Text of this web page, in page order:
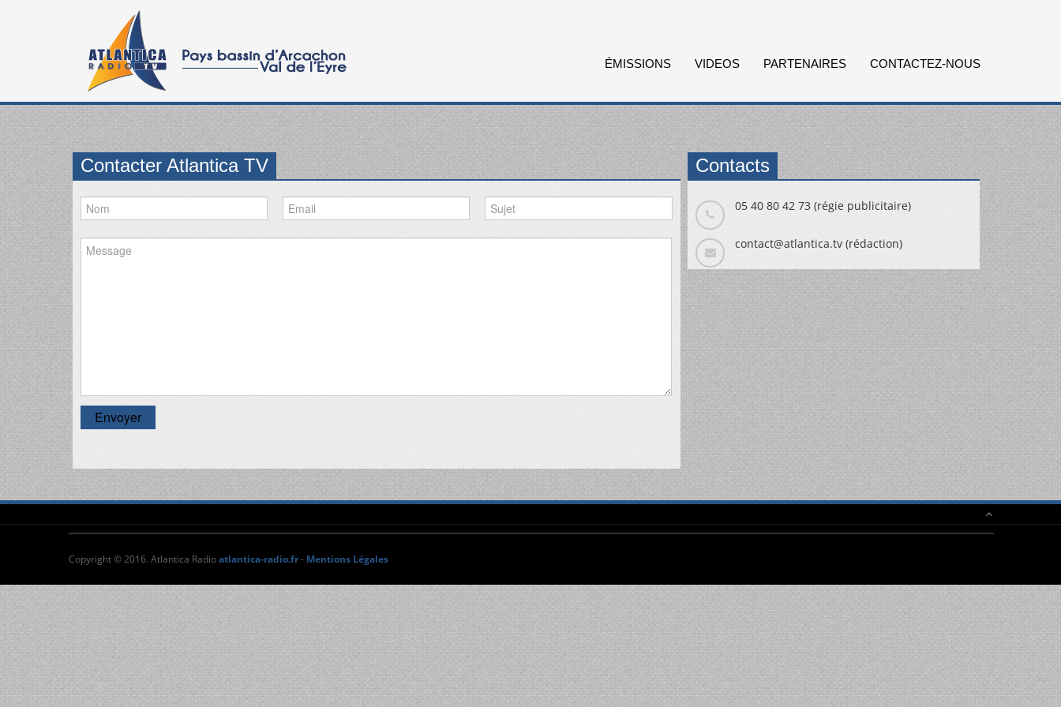
ÉMISSIONS VIDEOS PARTENAIRES CONTACTEZ-NOUS
Contacter Atlantica TV
Envoyer
Contacts
05 40 80 42 73 (régie publicitaire)
contact@atlantica.tv (rédaction)
Copyright © 2016. Atlantica Radioatlantica-radio.fr- Mentions Légales